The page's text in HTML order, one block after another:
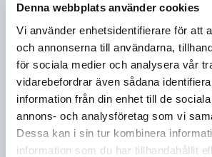
Denna webbplats använder cookies
Vi använder enhetsidentifierare för att
och annonserna till användarna,
för sociala medier och analysera vår
vidarebefordrar även sådana
information från din enhet till de
annons- och analysföretag som vi
Dessa kan i sin tur kombinera
information som du har tillhandahållit
arbetar vi för att du som kund
så bra upplevelsen som
hamnat i nöd.
TILL BORLÄNGE STATIONEN